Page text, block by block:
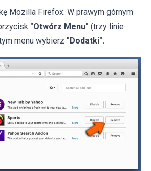
Mozilla Firefox. W prawym górnym
"Otwórz Menu" (trzy linie
menu wybierz "Dodatki".